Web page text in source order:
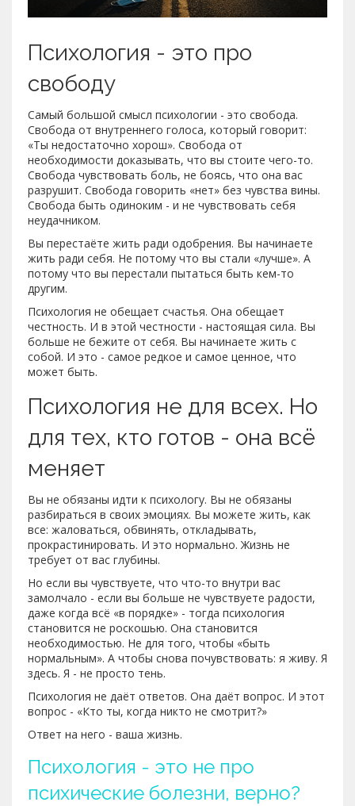
Психология - это про
свободу
Самый большой смысл психологии - это свобода.
Свобода от внутреннего голоса, который говорит:
«Ты недостаточно хорош». Свобода от
необходимости доказывать, что вы стоите чего-то.
Свобода чувствовать боль, не боясь, что она вас
разрушит. Свобода говорить «нет» без чувства вины.
Свобода быть одиноким - и не чувствовать себя
неудачником.
Вы перестаёте жить ради одобрения. Вы начинаете
жить ради себя. Не потому что вы стали «лучше». А
потому что вы перестали пытаться быть кем-то
другим.
Психология не обещает счастья. Она обещает
честность. И в этой честности - настоящая сила. Вы
больше не бежите от себя. Вы начинаете жить с
собой. И это - самое редкое и самое ценное, что
может быть.
Психология не для всех. Но
для тех, кто готов - она всё
меняет
Вы не обязаны идти к психологу. Вы не обязаны
разбираться в своих эмоциях. Вы можете жить, как
все: жаловаться, обвинять, откладывать,
прокрастинировать. И это нормально. Жизнь не
требует от вас глубины.
Но если вы чувствуете, что что-то внутри вас
замолчало - если вы больше не чувствуете радости,
даже когда всё «в порядке» - тогда психология
становится не роскошью. Она становится
необходимостью. Не для того, чтобы «быть
нормальным». А чтобы снова почувствовать: я живу. Я
здесь. Я - не просто тень.
Психология не даёт ответов. Она даёт вопрос. И этот
вопрос - «Кто ты, когда никто не смотрит?»
Ответ на него - ваша жизнь.
Психология - это не про
психические болезни, верно?